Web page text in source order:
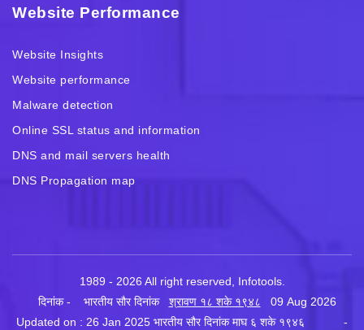
Website Performance
Website Insights
Website performance
Malware detection
Online SSL status and information
DNS and mail servers health
DNS Propagation map
1989 - 2026 All right reserved, Infotools.
दिनांक - भारतीय सौर दिनांक श्रावण १८ शके १९४८ 09 Aug 2026
Updated on : 26 Jan 2025 भारतीय सौर दिनांक माघ ६ शके १९४६ -